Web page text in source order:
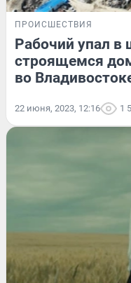
ПРОИСШЕСТВИЯ
Рабочий упал в
строящемся
во
22 июня, 2023, 12:16 1